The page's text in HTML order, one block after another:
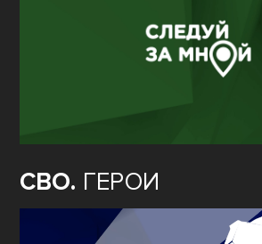
СВО. ГЕРОИ